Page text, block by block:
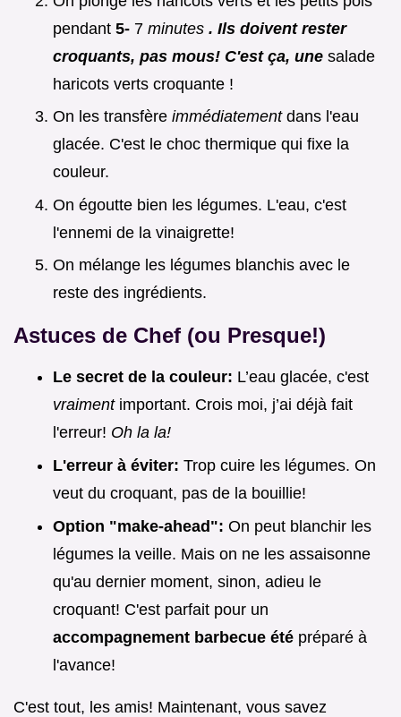
pendant 5- 7 minutes . Ils doivent rester
croquants, pas mous! C'est ça, une salade
haricots verts croquante !
On les transfère immédiatement dans l'eau
glacée. C'est le choc thermique qui fixe la
couleur.
On égoutte bien les légumes. L'eau, c'est
l'ennemi de la vinaigrette!
On mélange les légumes blanchis avec le
reste des ingrédients.
Astuces de Chef (ou Presque!)
Le secret de la couleur: L’eau glacée, c'est
vraiment important. Crois moi, j’ai déjà fait
l'erreur! Oh la la!
L'erreur à éviter: Trop cuire les légumes. On
veut du croquant, pas de la bouillie!
Option "make-ahead": On peut blanchir les
légumes la veille. Mais on ne les assaisonne
qu'au dernier moment, sinon, adieu le
croquant! C'est parfait pour un
accompagnement barbecue été préparé à
l'avance!
C'est tout, les amis! Maintenant, vous savez